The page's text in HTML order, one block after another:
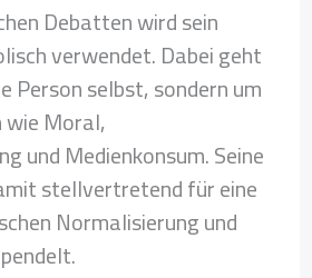
Debatten wird sein
verwendet. Dabei geht
Person selbst, sondern um
Moral,
und Medienkonsum. Seine
stellvertretend für eine
Normalisierung und